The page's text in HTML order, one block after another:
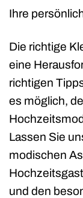
Ihre
Die richtige
eine
richtigen
es möglich,
Lassen Sie
modischen
und den